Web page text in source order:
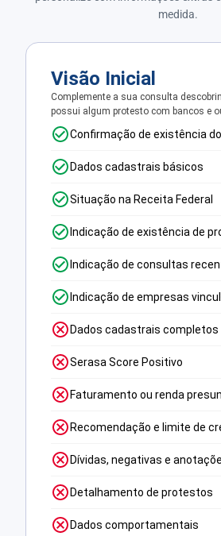
medida.
Visão Inicial
Complemente a sua consulta
possui algum protesto com bancos e
Confirmação de existência do
Dados cadastrais básicos
Situação na Receita Federal
Indicação de existência de
Indicação de consultas
Indicação de empresas
Dados cadastrais completos
Serasa Score Positivo
Faturamento ou renda
Recomendação e limite de
Dívidas, negativas e
Detalhamento de protestos
Dados comportamentais